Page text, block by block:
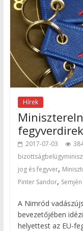
Hírek
2017-07-03
jog és fegyver,
Pinter Sandor,
A Nimród
bevezetőjében
helyettest az EU-